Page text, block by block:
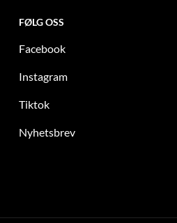
FØLG OSS
Facebook
Instagram
Tiktok
Nyhetsbrev